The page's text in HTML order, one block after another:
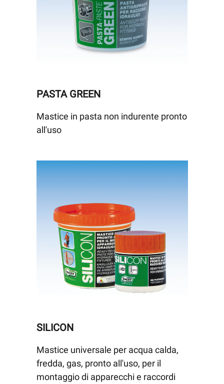
PASTA GREEN
Mastice in pasta non indurente pronto
all'uso
SILICON
Mastice universale per acqua calda,
fredda, gas, pronto all'uso, per il
montaggio di apparecchi e raccordi